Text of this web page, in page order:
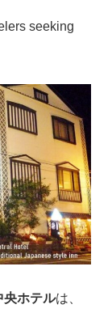
seeking
央ホテルは、